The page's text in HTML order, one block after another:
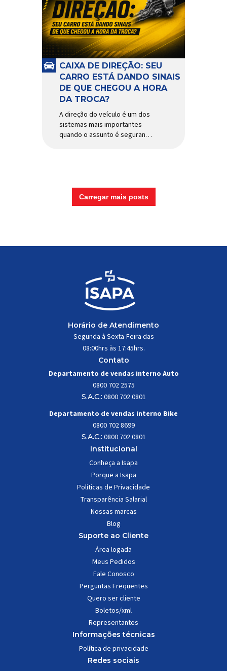
CAIXA DE DIREÇÃO: SEU
CARRO ESTÁ DANDO SINAIS
DE QUE CHEGOU A HORA
DA TROCA?
A direção do veículo é um dos
sistemas mais importantes
quando o assunto é segurança,
movimentos do volante,
garantindo estabilidade e
controle em diferentes
esforços mecânicos, […]
Carregar mais posts
Horário de Atendimento
Segunda à Sexta-Feira das
08:00hrs às 17:45hrs.
Contato
Departamento de vendas interno Auto
0800 702 2575
S.A.C.: 0800 702 0801
Departamento de vendas interno Bike
0800 702 8699
S.A.C.: 0800 702 0801
Institucional
Conheça a Isapa
Porque a Isapa
Políticas de Privacidade
Transparência Salarial
Nossas marcas
Blog
Suporte ao Cliente
Área logada
Meus Pedidos
Fale Conosco
Perguntas Frequentes
Quero ser cliente
Boletos/xml
Representantes
Informações técnicas
Política de privacidade
Redes sociais